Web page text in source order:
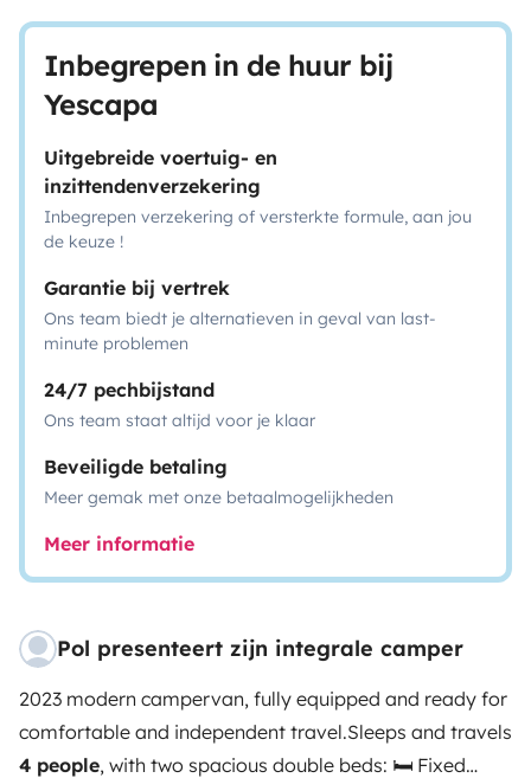
Inbegrepen in de huur bij
Yescapa
Uitgebreide voertuig- en
inzittendenverzekering
Inbegrepen verzekering of versterkte formule, aan jou
de keuze !
Garantie bij vertrek
Ons team biedt je alternatieven in geval van last-
minute problemen
24/7 pechbijstand
Ons team staat altijd voor je klaar
Beveiligde betaling
Meer gemak met onze betaalmogelijkheden
Meer informatie
Pol presenteert zijn integrale camper
2023 modern campervan, fully equipped and ready for
comfortable and independent travel.Sleeps and travels
4 people, with two spacious double beds: 🛏 Fixed